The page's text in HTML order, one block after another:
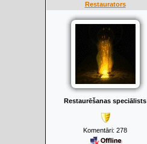
Restaurators
Restaurēšanas speciālists
Komentāri: 278